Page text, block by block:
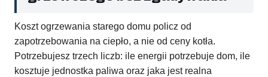
Koszt ogrzewania starego domu policz od
zapotrzebowania na ciepło, a nie od ceny kotła.
Potrzebujesz trzech liczb: ile energii potrzebuje dom, ile
kosztuje jednostka paliwa oraz jaka jest realna